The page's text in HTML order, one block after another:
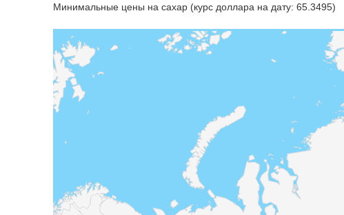
Минимальные цены на сахар (курс доллара на дату: 65.3495)